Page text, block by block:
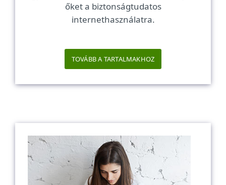
őket a biztonságtudatos
internethasználatra.
TOVÁBB A TARTALMAKHOZ